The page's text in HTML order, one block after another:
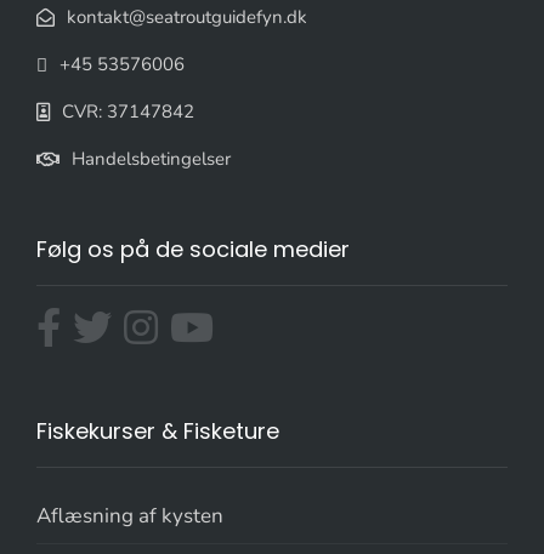
kontakt@seatroutguidefyn.dk
+45 53576006
CVR: 37147842
Handelsbetingelser
Følg os på de sociale medier
Fiskekurser & Fisketure
Aflæsning af kysten